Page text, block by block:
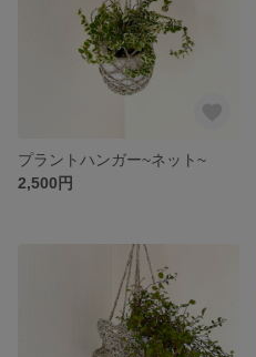
プラントハンガー~ネット~
2,500円